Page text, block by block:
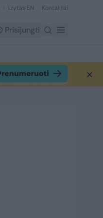
Lrytas EN Kontaktai
Prisijungti